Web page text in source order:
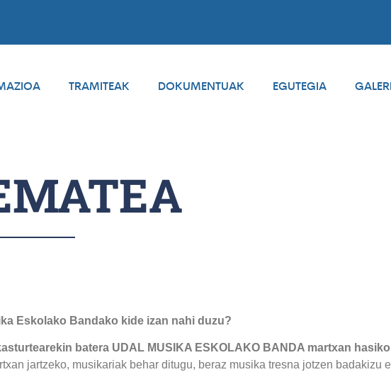
TRAMITEAK DOKUMENTUAK EGUTEGIA
Eskolako Bandako kide izan nahi duzu?
batera UDAL MUSIKA ESKOLAKO BANDA martxan
jartzeko, musikariak behar ditugu, beraz musika tresna jotzen badakizu